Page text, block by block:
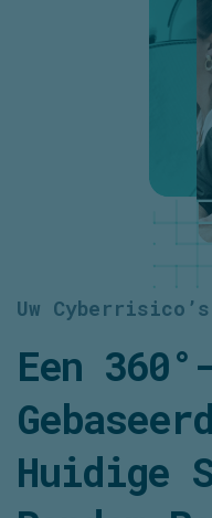
Uw Cyberrisico ’s
Een
Huidige